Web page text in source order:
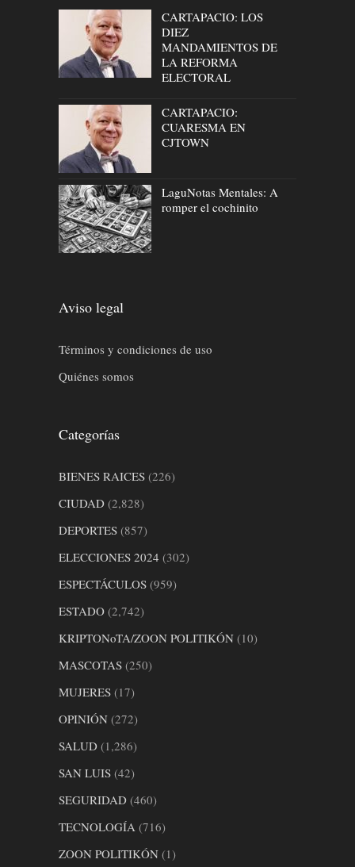
CARTAPACIO: LOS
DIEZ
MANDAMIENTOS DE
LA REFORMA
ELECTORAL
CARTAPACIO:
CUARESMA EN
CJTOWN
LaguNotas Mentales: A
romper el cochinito
Aviso legal
Términos y condiciones de uso
Quiénes somos
Categorías
BIENES RAICES (226)
CIUDAD (2,828)
DEPORTES (857)
ELECCIONES 2024 (302)
ESPECTÁCULOS (959)
ESTADO (2,742)
KRIPTONoTA/ZOON POLITIKÓN (10)
MASCOTAS (250)
MUJERES (17)
OPINIÓN (272)
SALUD (1,286)
SAN LUIS (42)
SEGURIDAD (460)
TECNOLOGÍA (716)
ZOON POLITIKÓN (1)